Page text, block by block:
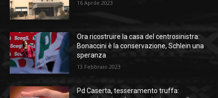
16 Aprile 2023
Ora ricostruire la casa del centrosinistra:
Bonaccini è la conservazione, Schlein una
speranza
13 Febbraio 2023
Pd Caserta, tesseramento truffa: